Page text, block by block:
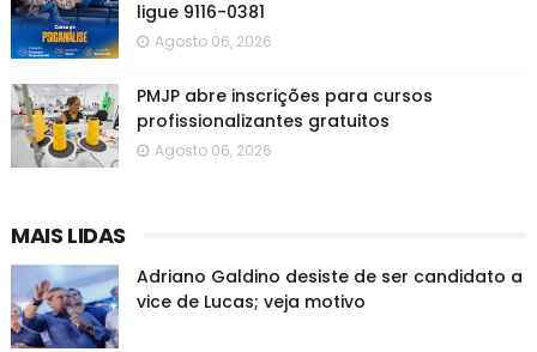
ligue 9116-0381
Agosto 06, 2026
PMJP abre inscrições para cursos
profissionalizantes gratuitos
Agosto 06, 2026
MAIS LIDAS
Adriano Galdino desiste de ser candidato a
vice de Lucas; veja motivo